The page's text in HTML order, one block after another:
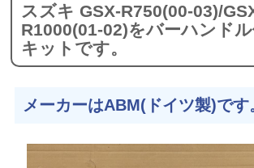
スズキ GSX-R750(00-03)/
R1000(01-02)をバーハンド
キットです。
メーカーはABM(ドイツ製)です